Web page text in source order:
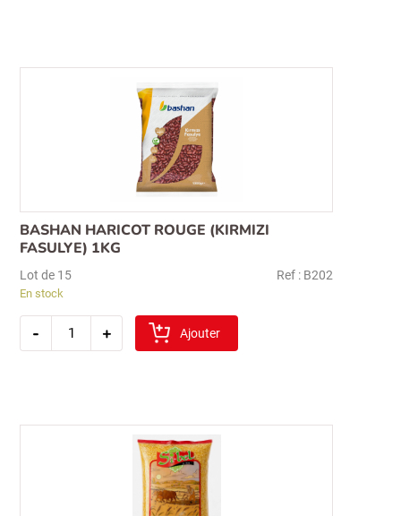
BASHAN HARICOT ROUGE (KIRMIZI
FASULYE) 1KG
Lot de 15 Ref : B202
En stock
-
quantité
+ Ajouter